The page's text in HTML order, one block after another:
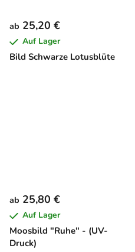
Bild Schwarze Lotusblüte
ab 25,20 €
Auf Lager
Moosbild "Ruhe" - (UV-
Druck)
ab 25,80 €
Auf Lager